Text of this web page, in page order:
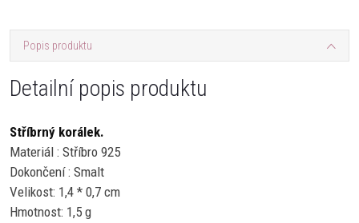
Popis produktu
Detailní popis produktu
Stříbrný korálek.
Materiál : Stříbro 925
Dokončení : Smalt
Velikost: 1,4 * 0,7 cm
Hmotnost: 1,5 g